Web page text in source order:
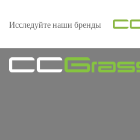
Исследуйте наши бренды